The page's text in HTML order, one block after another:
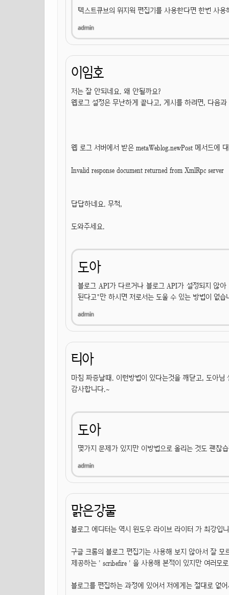
텍스트큐브의 위지윅 편집기를 사용한다면 한번 사
이임호
저는 잘 안되네요. 왜 안될까요?
웹로그 설정은 무난하게 끝나고, 게시를 하려면, 다음
웹 로그 서버에서 받은 metaWeblog.newPost 메서드에
Invalid response document returned from XmlRpc server
답답하네요. 무척,
도와주세요.
도아
블로그 API가 다르거나 블로그 API가 설정되지 않
된다고"만 하시면 저로서는 도울 수 있는 방법이 없습
티아
마침 짜증날때. 이런방법이 있다는것을 깨닫고, 도아
감사합니다.~
도아
몇가지 문제가 있지만 이방법으로 올리는 것도 괜찮
맑은강물
블로그 에디터는 역시 윈도우 라이브 라이터 가 최강입
구글 크롬의 블로그 편집기는 사용해 보지 않아서 잘 모
제공하는 ' scribefire ' 을 사용해 본적이 있지만 여러모
블로그를 편집하는 과정에 있어서 저에게는 절대로 없